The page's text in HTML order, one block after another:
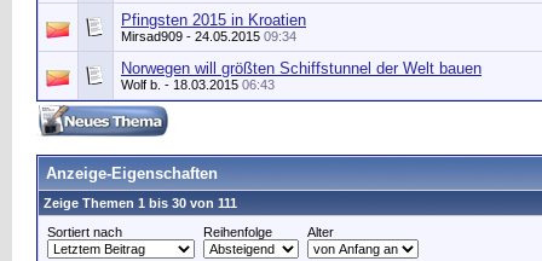
Pfingsten 2015 in Kroatien
Mirsad909 - 24.05.2015 09:34
Norwegen will größten Schiffstunnel der Welt bauen
Wolf b. - 18.03.2015 06:43
Anzeige-Eigenschaften
Zeige Themen 1 bis 30 von 111
Sortiert nach
Reihenfolge Alter